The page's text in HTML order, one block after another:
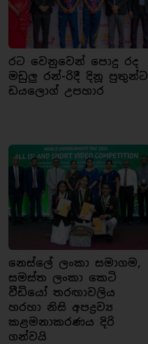
රට වෙනුවෙන් පොදු රද
මඩුලු රන්-රිදී දිනූ පුතුන්ට
ඩයලොග් උපහාර
නෙස්ලේ ලංකා සමාගම,
සමස්ත ලංකා කෙටි
වීඩියෝ තරඟාවලිය
හරහා නිසි අපද්‍රව්‍ය
කළමනාකරණය දිරි
ගන්වයි